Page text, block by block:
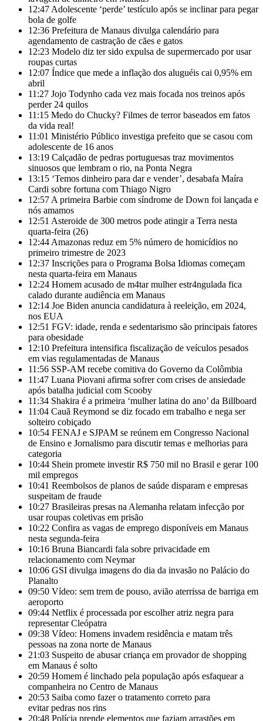
12:47 Adolescente ‘perde’ testículo após se inclinar para pegar
bola de golfe
12:36 Prefeitura de Manaus divulga calendário para
agendamento de castração de cães e gatos
12:23 Modelo diz ter sido expulsa de supermercado por usar
roupas curtas
12:07 Índice que mede a inflação dos aluguéis cai 0,95% em
abril
11:27 Jojo Todynho cada vez mais focada nos treinos após
perder 24 quilos
11:15 Medo do Chucky? Filmes de terror baseados em fatos
da vida real!
11:01 Ministério Público investiga prefeito que se casou com
adolescente de 16 anos
13:19 Calçadão de pedras portuguesas traz movimentos
sinuosos que lembram o rio, na Ponta Negra
13:15 ‘Temos dinheiro para dar e vender’, desabafa Maíra
Cardi sobre fortuna com Thiago Nigro
12:57 A primeira Barbie com síndrome de Down foi lançada e
nós amamos
12:51 Asteroide de 300 metros pode atingir a Terra nesta
quarta-feira (26)
12:44 Amazonas reduz em 5% número de homicídios no
primeiro trimestre de 2023
12:37 Inscrições para o Programa Bolsa Idiomas começam
nesta quarta-feira em Manaus
12:24 Homem acusado de m4tar mulher estr4ngulada fica
calado durante audiência em Manaus
12:14 Joe Biden anuncia candidatura à reeleição, em 2024,
nos EUA
12:51 FGV: idade, renda e sedentarismo são principais fatores
para obesidade
12:10 Prefeitura intensifica fiscalização de veículos pesados
em vias regulamentadas de Manaus
11:56 SSP-AM recebe comitiva do Governo da Colômbia
11:47 Luana Piovani afirma sofrer com crises de ansiedade
após batalha judicial com Scooby
11:34 Shakira é a primeira ‘mulher latina do ano’ da Billboard
11:04 Cauã Reymond se diz focado em trabalho e nega ser
solteiro cobiçado
10:54 FENAJ e SJPAM se reúnem em Congresso Nacional
de Ensino e Jornalismo para discutir temas e melhorias para
categoria
10:44 Shein promete investir R$ 750 mil no Brasil e gerar 100
mil empregos
10:41 Reembolsos de planos de saúde disparam e empresas
suspeitam de fraude
10:27 Brasileiras presas na Alemanha relatam infecção por
usar roupas coletivas em prisão
10:22 Confira as vagas de emprego disponíveis em Manaus
nesta segunda-feira
10:16 Bruna Biancardi fala sobre privacidade em
relacionamento com Neymar
10:06 GSI divulga imagens do dia da invasão no Palácio do
Planalto
09:50 Vídeo: sem trem de pouso, avião aterrissa de barriga em
aeroporto
09:44 Netflix é processada por escolher atriz negra para
representar Cleópatra
09:38 Vídeo: Homens invadem residência e matam três
pessoas na zona norte de Manaus
21:03 Suspeito de abusar criança em provador de shopping
em Manaus é solto
20:59 Homem é linchado pela população após esfaquear a
companheira no Centro de Manaus
20:53 Saiba como fazer o tratamento correto para
evitar pedras nos rins
20:48 Polícia prende elementos que faziam arrastões em